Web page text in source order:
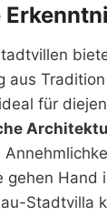
aus
für
gehen Hand
Stadtvilla